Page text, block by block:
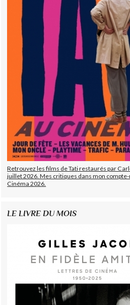
Retrouvez les films de Tati restaurés par
juillet 2026. Mes critiques dans mon
Cinéma 2026.
LE LIVRE DU MOIS